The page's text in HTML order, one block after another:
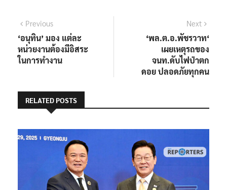
แนะแนว
เรื่อง
PreviousPrevious
post:
‘อนุทิน’ มอง แต่ละ
หน่วยงานต้องมีอิสระ
ในการทำงาน
Next
‘พล.ต.อ.พัชรวาท‘
เผยเหตุรถของ
จนท.ดับไฟป่าตก
ดอย ปลอดภัยทุกคน
RELATED POSTS